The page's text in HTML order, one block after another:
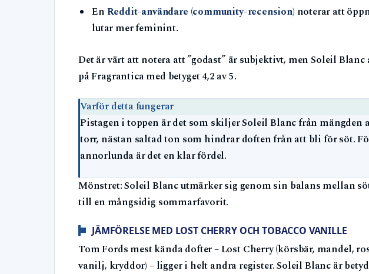
En Reddit-användare (community-recension) noterar att
lutar mer feminint.
Det är värt att notera att ”godast” är subjektivt, men Soleil
på Fragrantica med betyget 4,2 av 5.
Varför detta fungerar
Pistagen i toppen är det som skiljer Soleil Blanc från
torr, nästan saltad ton som hindrar doften från att bli för söt.
annorlunda är det en klar fördel.
Mönstret: Soleil Blanc utmärker sig genom sin balans mellan
till en mångsidig sommarfavorit.
JÄMFÖRELSE MED LOST CHERRY OCH TOBACCO VANILLE
Tom Fords mest kända dofter – Lost Cherry (körsbär, mandel,
vanilj, kryddor) – ligger i helt andra register. Soleil Blanc är